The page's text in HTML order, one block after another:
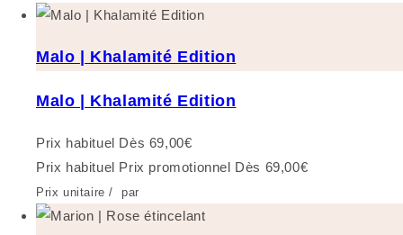
Malo | Khalamité Edition
Malo | Khalamité Edition
Prix habituel Dès 69,00€
Prix habituel Prix promotionnel Dès 69,00€
Prix unitaire / par